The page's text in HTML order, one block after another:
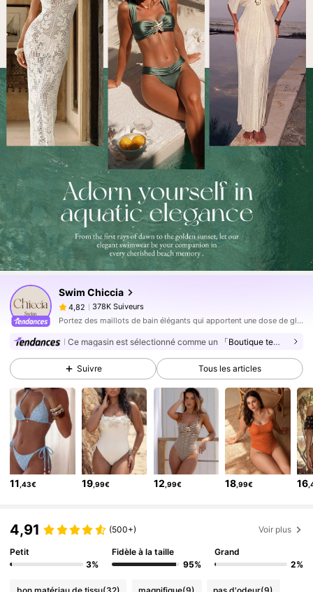
Swim Chiccia
4,82 378K Suiveurs
4,82
378K Suiveurs
c***i
est en train de naviguer
4,82
378K Suiveurs
4,82 378K Suiveurs
4,82 378K Suiveurs
4,82 378K Suiveurs
4,82 378K Suiveurs
4,82 378K Suiveurs
4,82 378K Suiveurs
4,82 378K Suiveurs
Portez des maillots de bain élégants qui apportent une dose de glamour classique sur la plage.
Ce magasin est sélectionné comme un 「Boutique tendance」
Suivre Tous les articles
11 ,43€ 19 ,99€ 12 ,99€ 18 ,99€ 16
4,91 (500+) Voir plus
Petit
3%
Fidèle à la taille
95%
Grand
2%